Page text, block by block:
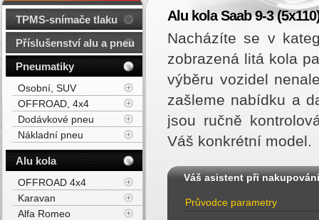
Alu kola Saab 9-3
Nacházíte se v
zobrazená litá kola
výběru vozidel
zašleme nabídku a
jsou ručně
Váš konkrétní model.
Váš asistent při nakupování
Průvodce parametry
TPMS-snímače tlaku
Příslušenství alu a pneu
Pneumatiky
Osobní, SUV
OFFROAD, 4x4
Dodávkové pneu
Nákladní pneu
Alu kola
OFFROAD 4x4
Karavan
Alfa Romeo